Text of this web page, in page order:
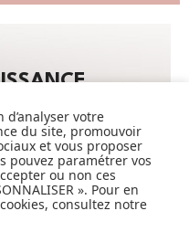
votre
du site, promouvoir
et vous proposer
pouvez paramétrer vos
ou non ces
». Pour en
consultez notre